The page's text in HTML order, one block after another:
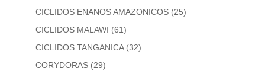
CICLIDOS ENANOS AMAZONICOS (25)
CICLIDOS MALAWI (61)
CICLIDOS TANGANICA (32)
CORYDORAS (29)